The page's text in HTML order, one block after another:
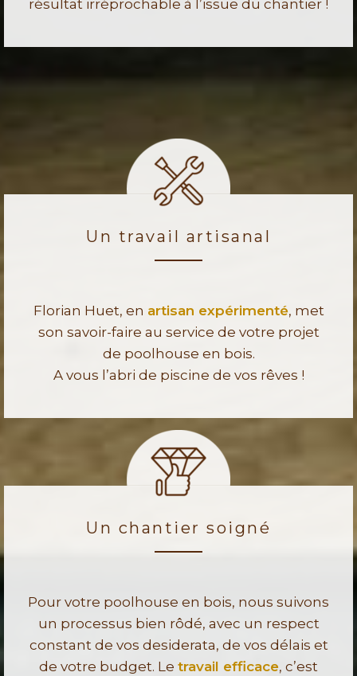
résultat irréprochable à l’issue du chantier !
Un travail artisanal
Florian Huet, en artisan expérimenté, met
son savoir-faire au service de votre projet
de poolhouse en bois.
A vous l’abri de piscine de vos rêves !
Un chantier soigné
Pour votre poolhouse en bois, nous suivons
un processus bien rôdé, avec un respect
constant de vos desiderata, de vos délais et
de votre budget. Le travail efficace, c’est